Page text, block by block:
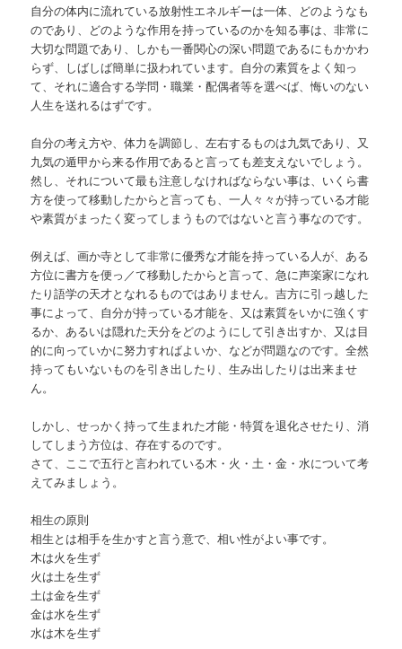
自分の体内に流れている放射性エネルギーは一体、どのようなも
のであり、どのような作用を持っているのかを知る事は、非常に
大切な問題であり、しかも一番関心の深い問題であるにもかかわ
らず、しばしば簡単に扱われています。自分の素質をよく知っ
て、それに適合する学問・職業・配偶者等を選べば、悔いのない
人生を送れるはずです。
自分の考え方や、体力を調節し、左右するものは九気であり、又
九気の遁甲から来る作用であると言っても差支えないでしょう。
然し、それについて最も注意しなければならない事は、いくら書
方を使って移動したからと言っても、一人々々が持っている才能
や素質がまったく変ってしまうものではないと言う事なのです。
例えば、画か寺として非常に優秀な才能を持っている人が、ある
方位に書方を便っ／て移動したからと言って、急に声楽家になれ
たり語学の天才となれるものではありません。吉方に引っ越した
事によって、自分が持っている才能を、又は素質をいかに強くす
るか、あるいは隠れた天分をどのようにして引き出すか、又は目
的に向っていかに努力すればよいか、などが問題なのです。全然
持ってもいないものを引き出したり、生み出したりは出来ませ
ん。
しかし、せっかく持って生まれた才能・特質を退化させたり、消
してしまう方位は、存在するのです。
さて、ここで五行と言われている木・火・土・金・水について考
えてみましょう。
相生の原則
相生とは相手を生かすと言う意で、相い性がよい事です。
木は火を生ず
火は土を生ず
土は金を生ず
金は水を生ず
水は木を生ず